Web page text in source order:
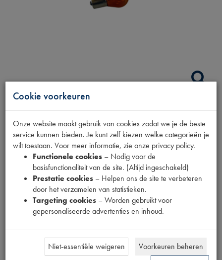
GLOEILAMP 21W
ORANJE
Productnummer
1880322
Prijs
1,36 (€ 1,12 excl. btw)
Cookie voorkeuren
Onze website maakt gebruik van cookies zodat we je de beste
service kunnen bieden. Je kunt zelf kiezen welke categorieën je
wilt toestaan. Voor meer informatie, zie onze privacy policy.
Functionele cookies – Nodig voor de
basisfunctionaliteit van de site. (Altijd ingeschakeld)
Prestatie cookies – Helpen ons de site te verbeteren
door het verzamelen van statistieken.
Targeting cookies – Worden gebruikt voor
gepersonaliseerde advertenties en inhoud.
Niet-essentiële weigeren
Voorkeuren beheren